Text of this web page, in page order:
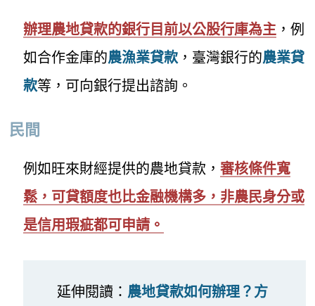
辦理農地貸款的銀行目前以公股行庫為主 ，例
如合作金庫的農漁業貸款 ，臺灣銀行的農業貸
款等，可向銀行提出諮詢。
民間
例如旺來財經提供的農地貸款，審核條件寬
鬆，可貸額度也比金融機構多，非農民身分或
是信用瑕疵都可申請。
延伸閱讀： 農地貸款如何辦理？方